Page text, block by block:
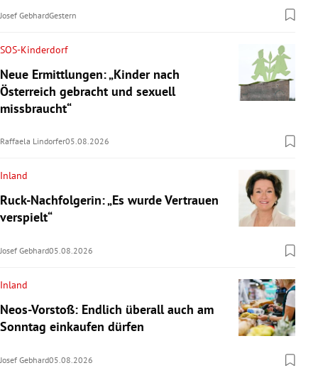
Josef GebhardGestern
SOS-Kinderdorf
Neue Ermittlungen: „Kinder nach
Österreich gebracht und sexuell
missbraucht“
Raffaela Lindorfer05.08.2026
Inland
Ruck-Nachfolgerin: „Es wurde Vertrauen
verspielt“
Josef Gebhard05.08.2026
Inland
Neos-Vorstoß: Endlich überall auch am
Sonntag einkaufen dürfen
Josef Gebhard05.08.2026